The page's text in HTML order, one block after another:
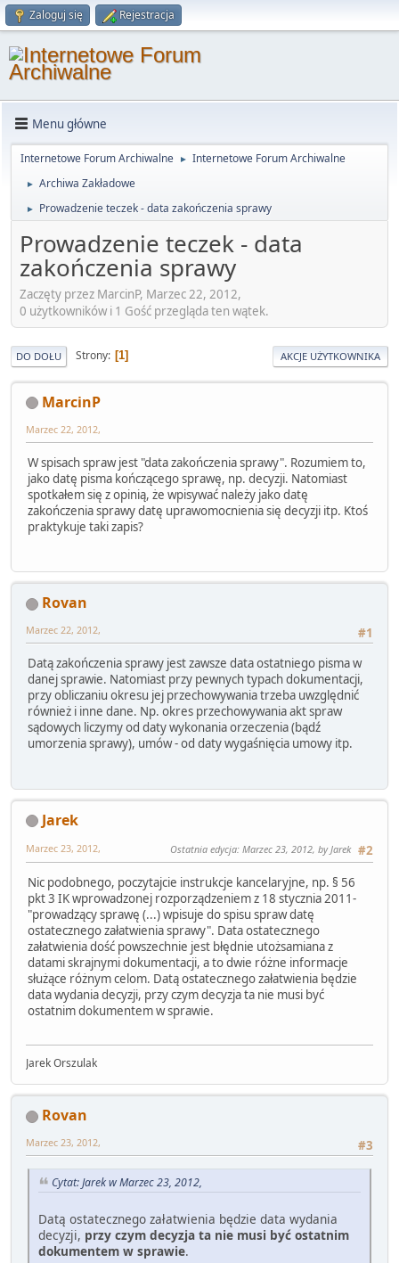
Zaloguj się Rejestracja
Menu główne
Internetowe Forum Archiwalne ► Internetowe Forum Archiwalne
► Archiwa Zakładowe
► Prowadzenie teczek - data zakończenia sprawy
Prowadzenie teczek - data
zakończenia sprawy
Zaczęty przez MarcinP, Marzec 22, 2012,
0 użytkowników i 1 Gość przegląda ten wątek.
DO DOŁU Strony 1 AKCJE UŻYTKOWNIKA
MarcinP
Marzec 22, 2012,
W spisach spraw jest "data zakończenia sprawy". Rozumiem to,
jako datę pisma kończącego sprawę, np. decyzji. Natomiast
spotkałem się z opinią, że wpisywać należy jako datę
zakończenia sprawy datę uprawomocnienia się decyzji itp. Ktoś
praktykuje taki zapis?
Rovan
#1
Marzec 22, 2012,
Datą zakończenia sprawy jest zawsze data ostatniego pisma w
danej sprawie. Natomiast przy pewnych typach dokumentacji,
przy obliczaniu okresu jej przechowywania trzeba uwzględnić
również i inne dane. Np. okres przechowywania akt spraw
sądowych liczymy od daty wykonania orzeczenia (bądź
umorzenia sprawy), umów - od daty wygaśnięcia umowy itp.
Jarek
#2
Marzec 23, 2012, Ostatnia edycja: Marzec 23, 2012, by Jarek
Nic podobnego, poczytajcie instrukcje kancelaryjne, np. § 56
pkt 3 IK wprowadzonej rozporządzeniem z 18 stycznia 2011-
"prowadzący sprawę (...) wpisuje do spisu spraw datę
ostatecznego załatwienia sprawy". Data ostatecznego
załatwienia dość powszechnie jest błędnie utożsamiana z
datami skrajnymi dokumentacji, a to dwie różne informacje
służące różnym celom. Datą ostatecznego załatwienia będzie
data wydania decyzji, przy czym decyzja ta nie musi być
ostatnim dokumentem w sprawie.
Jarek Orszulak
Rovan
#3
Marzec 23, 2012,
Cytat: Jarek w Marzec 23, 2012,
Datą ostatecznego załatwienia będzie data wydania
decyzji, przy czym decyzja ta nie musi być ostatnim
dokumentem w sprawie.